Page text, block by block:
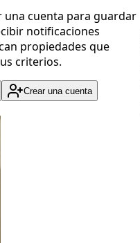
una cuenta para guardar
notificaciones
propiedades que
criterios.
Crear una cuenta